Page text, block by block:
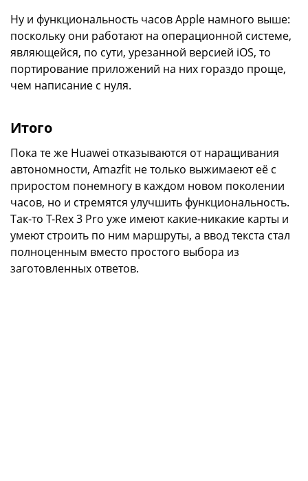
Ну и функциональность часов Apple намного выше:
поскольку они работают на операционной системе,
являющейся, по сути, урезанной версией iOS, то
портирование приложений на них гораздо проще,
чем написание с нуля.
Итого
Пока те же Huawei отказываются от наращивания
автономности, Amazfit не только выжимаеют её с
приростом понемногу в каждом новом поколении
часов, но и стремятся улучшить функциональность.
Так-то T-Rex 3 Pro уже имеют какие-никакие карты и
умеют строить по ним маршруты, а ввод текста стал
полноценным вместо простого выбора из
заготовленных ответов.